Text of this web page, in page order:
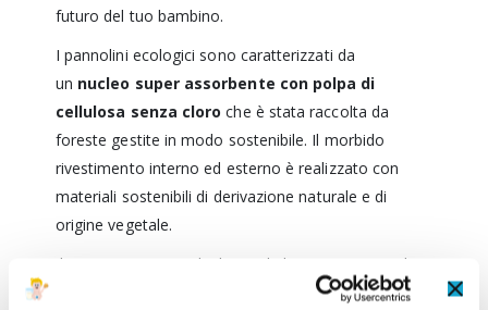
futuro del tuo bambino.
I pannolini ecologici sono caratterizzati da
un nucleo super assorbente con polpa di
cellulosa senza cloro che è stata raccolta da
foreste gestite in modo sostenibile. Il morbido
rivestimento interno ed esterno è realizzato con
materiali sostenibili di derivazione naturale e di
origine vegetale.
Il tessuto esterno, gli elastici, le barriere anti-perdita
e l'imballaggio sono tutti realizzati con